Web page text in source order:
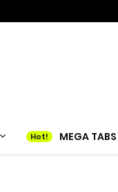
MEGA TABS